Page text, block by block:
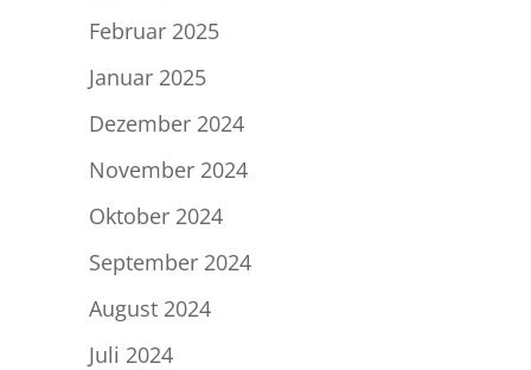
Februar 2025
Januar 2025
Dezember 2024
November 2024
Oktober 2024
September 2024
August 2024
Juli 2024